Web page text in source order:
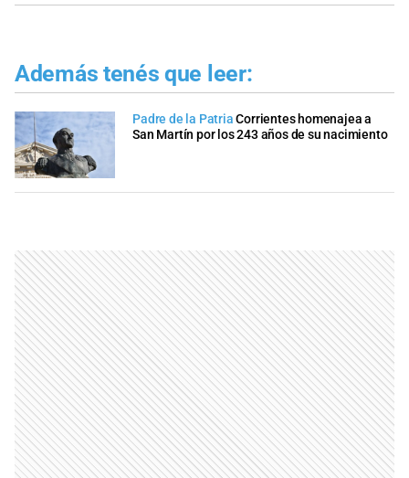
Además tenés que leer:
Padre de la Patria Corrientes homenajea a
San Martín por los 243 años de su nacimiento